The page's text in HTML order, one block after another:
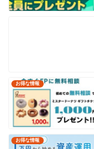
お得な情報
お得な情報